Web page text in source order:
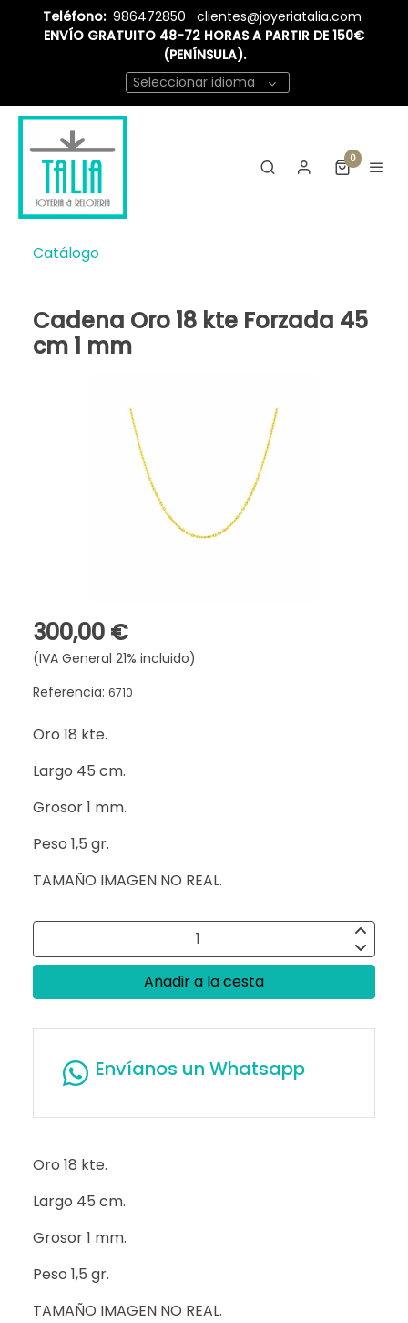
Teléfono: 986472850
clientes@joyeriatalia.com
ENVÍO GRATUITO 48-72 HORAS A PARTIR DE 150€
(PENÍNSULA).
Seleccionar idioma
0
Catálogo
Cadena Oro 18 kte Forzada 45
cm 1 mm
300,00 €
(IVA General 21% incluido)
Referencia: 6710
Oro 18 kte.
Largo 45 cm.
Grosor 1 mm.
Peso 1,5 gr.
TAMAÑO IMAGEN NO REAL.
Añadir a la cesta
Envíanos un Whatsapp
Oro 18 kte.
Largo 45 cm.
Grosor 1 mm.
Peso 1,5 gr.
TAMAÑO IMAGEN NO REAL.